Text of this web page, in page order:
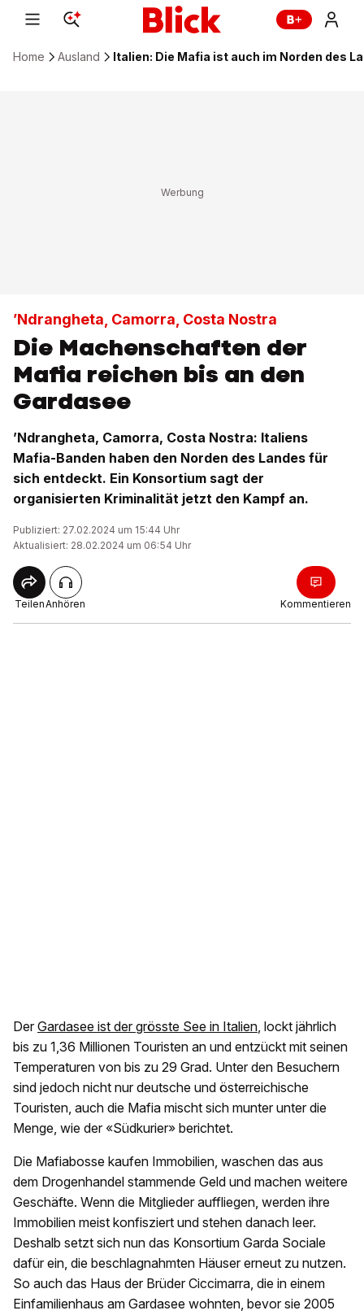
Home Ausland Italien: Die Mafia ist auch im Norden des
’Ndrangheta, Camorra, Costa Nostra
Die Machenschaften der
Mafia reichen bis an den
Gardasee
’Ndrangheta, Camorra, Costa Nostra: Italiens
Mafia-Banden haben den Norden des Landes für
sich entdeckt. Ein Konsortium sagt der
organisierten Kriminalität jetzt den Kampf an.
Publiziert: 27.02.2024 um 15:44 Uhr
Aktualisiert: 28.02.2024 um 06:54 Uhr
TeilenAnhören Kommentieren
Der Gardasee ist der grösste See in Italien, lockt jährlich
bis zu 1,36 Millionen Touristen an und entzückt mit seinen
Temperaturen von bis zu 29 Grad. Unter den Besuchern
sind jedoch nicht nur deutsche und österreichische
Touristen, auch die Mafia mischt sich munter unter die
Menge, wie der «Südkurier» berichtet.
Die Mafiabosse kaufen Immobilien, waschen das aus
dem Drogenhandel stammende Geld und machen weitere
Geschäfte. Wenn die Mitglieder auffliegen, werden ihre
Immobilien meist konfisziert und stehen danach leer.
Deshalb setzt sich nun das Konsortium Garda Sociale
dafür ein, die beschlagnahmten Häuser erneut zu nutzen.
So auch das Haus der Brüder Ciccimarra, die in einem
Einfamilienhaus am Gardasee wohnten, bevor sie 2005